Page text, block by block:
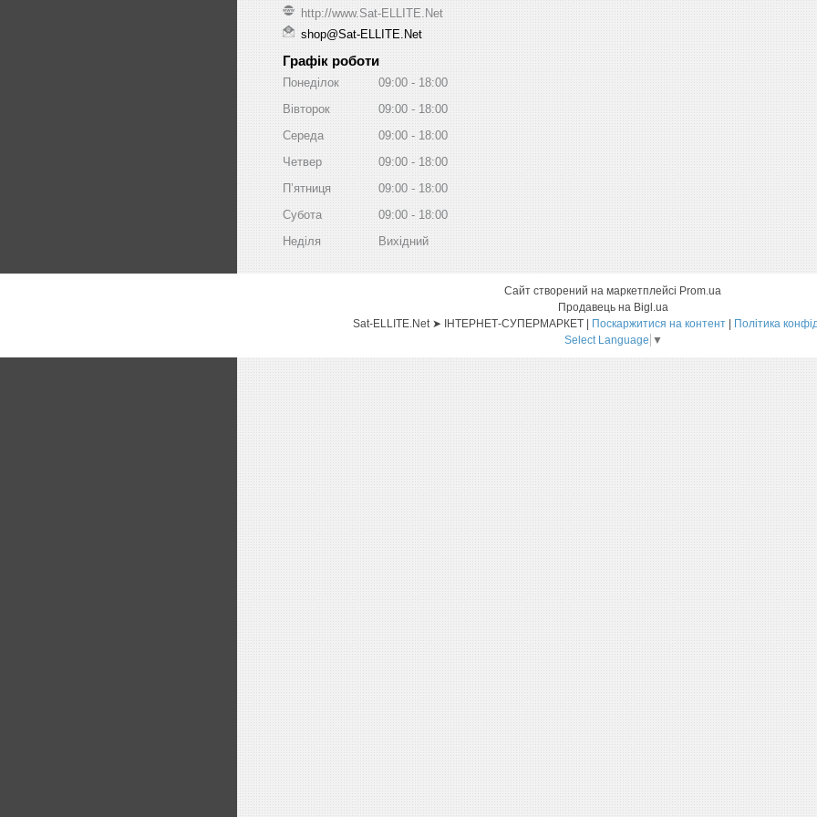
http://www.Sat-ELLITE.Net
shop@Sat-ELLITE.Net
Графік роботи
Понеділок 09:00
18:00
Вівторок
09:00
18:00
Середа
09:00
18:00
Четвер
09:00
18:00
Пʼятниця
09:00
18:00
Субота
09:00
18:00
Неділя
Вихідний
Сайт створений на маркетплейсі Prom.ua
Продавець на Bigl.ua
Sat-ELLITE.Net ➤ ІНТЕРНЕТ-СУПЕРМАРКЕТ | Поскаржитися на контент | Політика
Select Language ▼